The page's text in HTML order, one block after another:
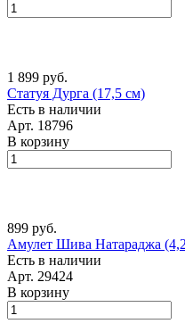
1 899 руб.
Статуя Дурга (17,5 см)
Есть в наличии
Арт. 18796
В корзину
899 руб.
Амулет Шива Натараджа
Есть в наличии
Арт. 29424
В корзину